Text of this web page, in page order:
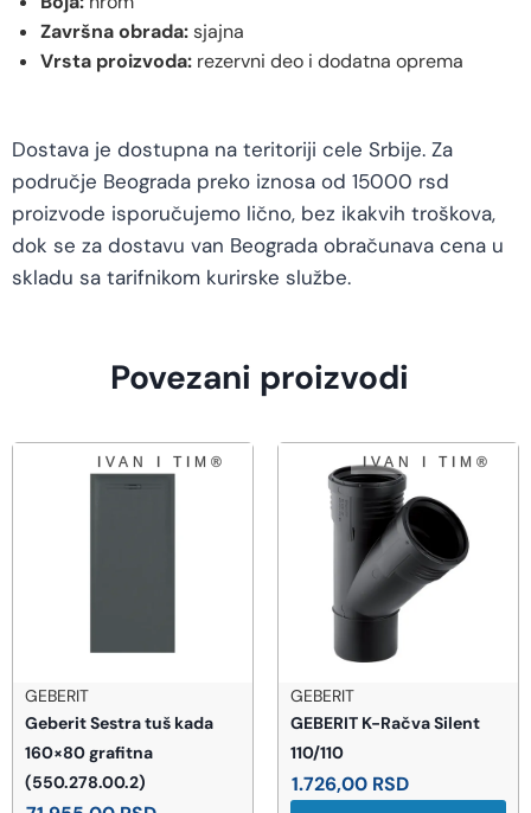
Završna obrada:sjajna
Vrsta proizvoda: rezervni deo i dodatna oprema
Dostava je dostupna na teritoriji cele Srbije. Za
područje Beograda preko iznosa od 15000 rsd
proizvode isporučujemo lično, bez ikakvih troškova,
dok se za dostavu van Beograda obračunava cena u
skladu sa tarifnikom kurirske službe.
Povezani proizvodi
GEBERIT
Geberit Sestra tuš kada
160×80 grafitna
(550.278.00.2)
GEBERIT
GEBERIT K-Račva Silent
110/110
1.726,00 RSD